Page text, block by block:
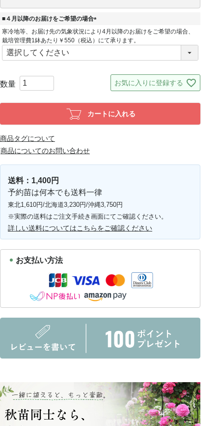
■４月以降のお届けをご希望の場合
(
必
須
寒冷地等、お届け先の気象状況により4月以降のお届けをご希望の場合、
栽培管理費1鉢あたり￥550（税込）にて承ります。
お気に入りに登録する
カートに入れる
商品タグについて
商品についてのお問い合わせ
送料：1,400円
予約苗は何本でも送料一律
東北1,610円/北海道3,230円/沖縄3,750円
※実際の送料はご注文手続き画面にてご確認ください。
詳しい送料についてはこちらをご確認ください
お支払い方法